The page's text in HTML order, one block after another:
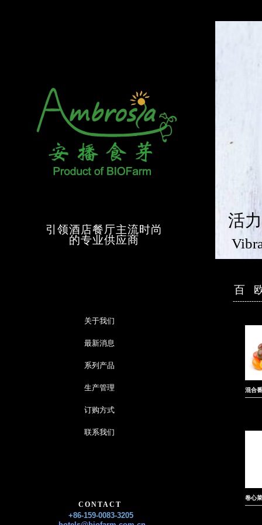
活
引领酒店餐厅主流时尚
的专业供应商
百
混合
卷心
关于我们
最新消息
系列产品
生产管理
订购方式
联系我们
CONTACT
+86-159-0083-3205